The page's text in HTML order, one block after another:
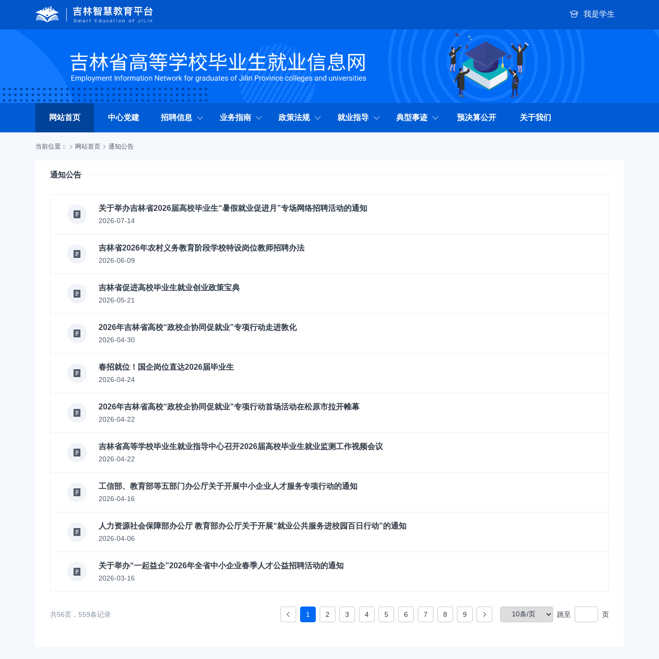
我是学生
网站首页 中心党建 招聘信息 业务指南 政策法规 就业指导 典型事迹 预决算公开 关于我们
当前位置： 网站首页 通知公告
通知公告
关于举办吉林省2026届高校毕业生“暑假就业促进月”专场网络招聘活动的通知
2026-07-14
吉林省2026年农村义务教育阶段学校特设岗位教师招聘办法
2026-06-09
吉林省促进高校毕业生就业创业政策宝典
2026-05-21
2026年吉林省高校“政校企协同促就业”专项行动走进敦化
2026-04-30
春招就位！国企岗位直达2026届毕业生
2026-04-24
2026年吉林省高校“政校企协同促就业”专项行动首场活动在松原市拉开帷幕
2026-04-22
吉林省高等学校毕业生就业指导中心召开2026届高校毕业生就业监测工作视频会议
2026-04-22
工信部、教育部等五部门办公厅关于开展中小企业人才服务专项行动的通知
2026-04-16
人力资源社会保障部办公厅 教育部办公厅关于开展“就业公共服务进校园百日行动”的通知
2026-04-06
关于举办“一起益企”2026年全省中小企业春季人才公益招聘活动的通知
2026-03-16
共56页，559条记录 1 2 3 4 5 6 7 8 9 跳至 页